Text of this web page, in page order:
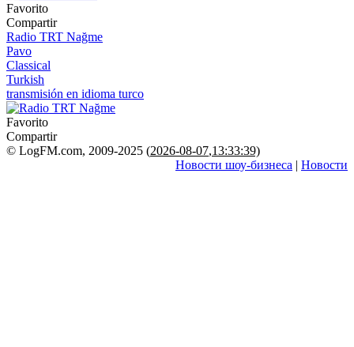
Favorito
Compartir
Radio TRT Nağme
Pavo
Classical
Turkish
transmisión en idioma turco
Favorito
Compartir
© LogFM.com, 2009-2025 (2026-08-07,13:33:39)
Новости шоу-бизнеса | Новости